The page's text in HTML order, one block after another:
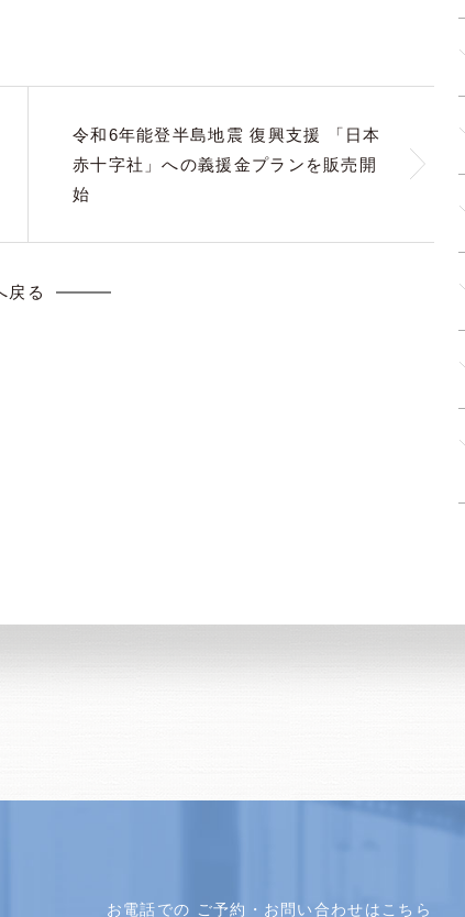
令和6年能登半島地震 復興支援 「日本
赤十字社」への義援金プランを販売開
始
戻る
お電話での ご予約・ お問い合わせはこちら